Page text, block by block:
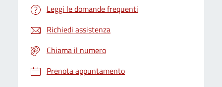
Leggi le domande frequenti
Richiedi assistenza
Chiama il numero
Prenota appuntamento